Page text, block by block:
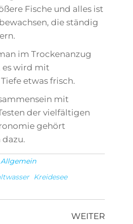
Fische und alles ist
die ständig
im Trockenanzug
es wird mit
etwas frisch.
mit
der vielfältigen
gehört
Allgemein
Kreidesee
WEITER